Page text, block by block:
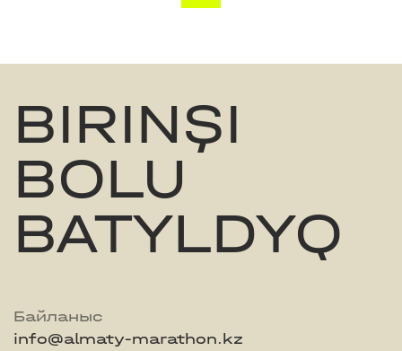
BIRINŞI
BOLU
BATYLDYQ
Байланыс
info@almaty-marathon.kz